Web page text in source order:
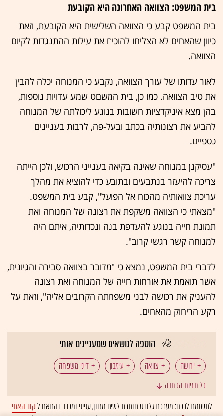
בית המשפט: הצוואה האחרונה היא הקובעת
בית המשפט קבע כי הצוואה השלישית היא הקובעת, וזאת
כיוון שהאחים לא הצליחו להוכיח את עילות ההתנגדות לקיום
הצוואה.
לאור עדותו של עורך הצוואה, נקבע כי המנוחה יכלה להבין
את טיב הצוואה. כמו כן, בית המשםט שמע עדויות נוספות,
בהן מצא איניקדציות חשובות בנוגע ליכולתה של המנוחה
להביע את רצונותיה בכתב ובעל-פה, לרבות בעניינים
כספיים.
"עסיקנן במנוחה שאינה בקיאה בענייני הרכוש, ולכן הייתה
צריכה להיעזר בנתבעים ובתובע כדי להוציא את מהלך
עריכת צוואותיה מהכוח אל הפועל", קבע בית המשפט.
"מצאתי כי הצוואה משקפת את רצונה של המנוחה ואת
תמונת חייה בנוגע להעדפת בנה ונכדותיה, איתם היה
למנוחה קשר רגשי קרוב".
לדברי בית המשפט, נמצא כי "מדובר בצוואה סבירה והגיונית,
אשר תואמת את אורחות חייה של המנוחה ואת רצונה
להעניק את רכושה לבני משפחתה הקרובים אליה", וזאת על
רקע הריחוק מהאחים.
הוספה לנושאים שמעניינים אותי
ירושה צוואה עיזבון דיני משפחה
כל תגיות הכתבה
לתשומת לבכם: מערכת גלובס חותרת לשיח מגוון, ענייני ומכבד בהתאם לקוד האתי